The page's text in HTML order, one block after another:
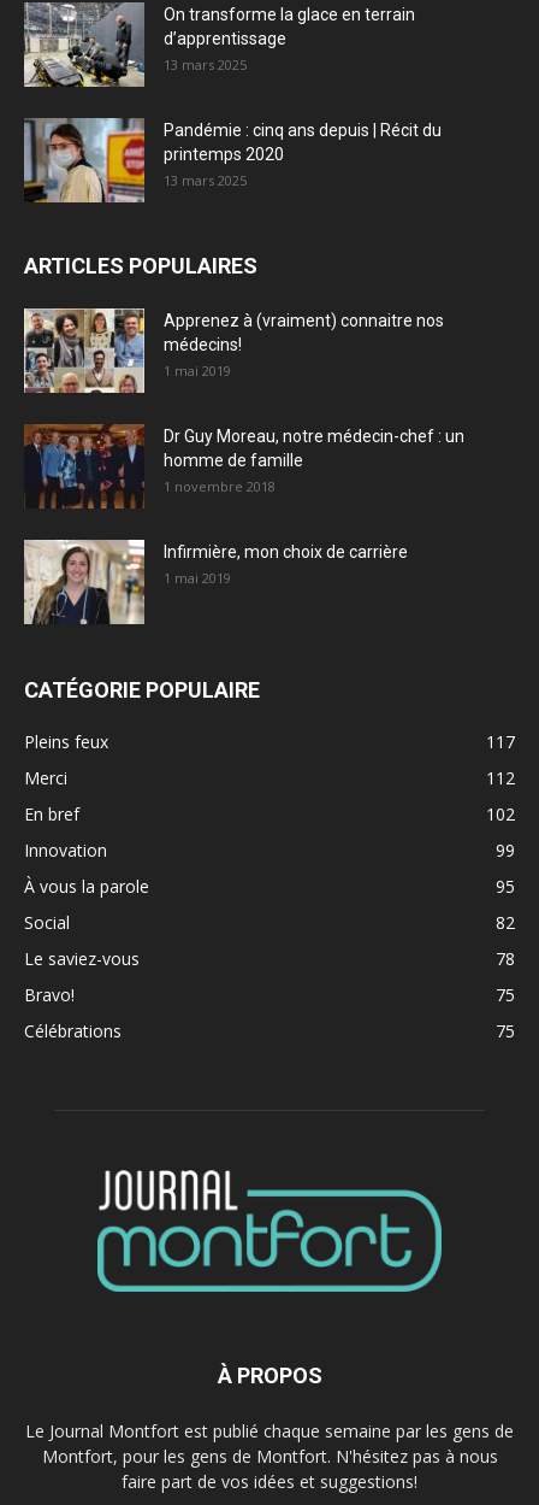
On transforme la glace en terrain
d’apprentissage
13 mars 2025
Pandémie : cinq ans depuis | Récit du
printemps 2020
13 mars 2025
ARTICLES POPULAIRES
Apprenez à (vraiment) connaitre nos
médecins!
1 mai 2019
Dr Guy Moreau, notre médecin-chef : un
homme de famille
1 novembre 2018
Infirmière, mon choix de carrière
1 mai 2019
CATÉGORIE POPULAIRE
Pleins feux
117
Merci
112
En bref
102
Innovation
99
À vous la parole
95
Social
82
Le saviez-vous
78
Bravo!
75
Célébrations
75
À PROPOS
Le Journal Montfort est publié chaque semaine par les gens de
Montfort, pour les gens de Montfort. N'hésitez pas à nous
faire part de vos idées et suggestions!